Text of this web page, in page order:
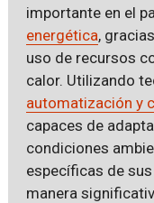
importante en el
energética,
uso de recursos
calor. Utilizando
automatización y
capaces de
condiciones
específicas de
manera